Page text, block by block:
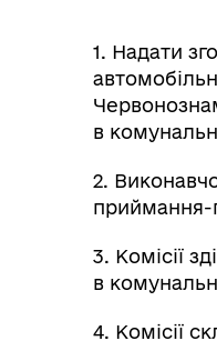
1. Надати
в
2.
приймання-
3. Комісії
в
4. Комісії